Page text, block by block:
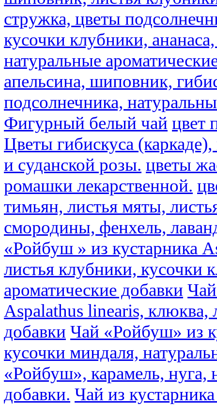
стружка, цветы
кусочки клубники,
натуральные
апельсина, шиповник,
подсолнечника,
Фигурный белый чай цвет
Цветы гибискуса
и суданской розы. цветы
ромашки лекарственной.
тимьян, листья мяты,
смородины, фенхель,
«Ройбуш » из кустарника
листья клубники, кусочки
ароматические добавки
Aspalathus linearis, клюква,
добавки Чай «Ройбуш» из
кусочки миндаля,
«Ройбуш», карамель, нуга,
добавки. Чай из